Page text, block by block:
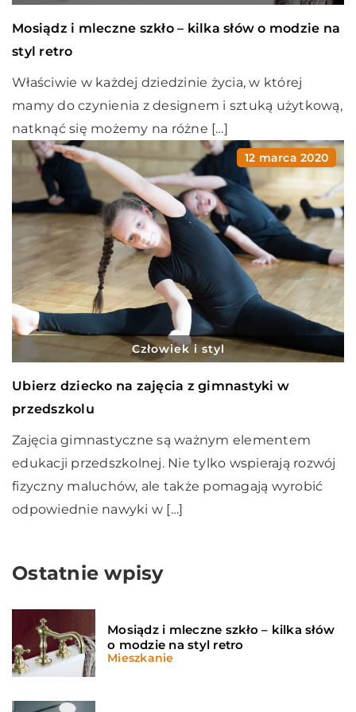
Mosiądz i mleczne szkło – kilka słów o modzie na
styl retro
Właściwie w każdej dziedzinie życia, w której
mamy do czynienia z designem i sztuką użytkową,
natknąć się możemy na różne […]
12 marca 2020
Człowiek i styl
Ubierz dziecko na zajęcia z gimnastyki w
przedszkolu
Zajęcia gimnastyczne są ważnym elementem
edukacji przedszkolnej. Nie tylko wspierają rozwój
fizyczny maluchów, ale także pomagają wyrobić
odpowiednie nawyki w […]
Ostatnie wpisy
Mosiądz i mleczne szkło – kilka słów
o modzie na styl retro
Mieszkanie